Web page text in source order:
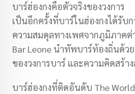
บาร์ฮ่องกงคือตัวจริงของวงการ
เป็นอีกครั้งที่บาร์ในฮ่องกงได้รั
ความสมดุลทางเพศจากภูมิภาคต่
Bar Leone นำทัพบาร์ท้องถิ่นด้
ของวงการบาร์ และความคิดสร้
บาร์ฮ่องกงที่ติดอันดับ The